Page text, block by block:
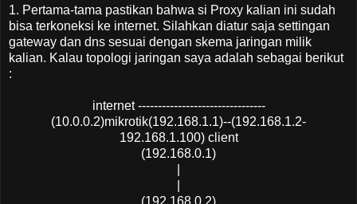
1. Pertama-tama pastikan bahwa si Proxy kalian ini sudah
bisa terkoneksi ke internet. Silahkan diatur saja settingan
gateway dan dns sesuai dengan skema jaringan milik
kalian. Kalau topologi jaringan saya adalah sebagai berikut
:
internet --------------------------------
(10.0.0.2)mikrotik(192.168.1.1)--(192.168.1.2-
192.168.1.100) client
(192.168.0.1)
(192.168.0.2)